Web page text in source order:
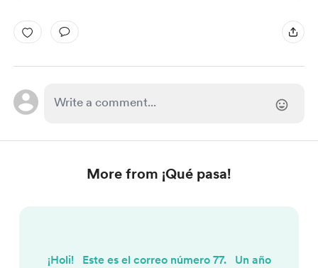
More from ¡Qué pasa!
¡Holi! Este es el correo número 77. Un año